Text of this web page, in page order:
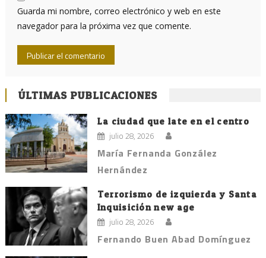
Guarda mi nombre, correo electrónico y web en este
navegador para la próxima vez que comente.
ÚLTIMAS PUBLICACIONES
La ciudad que late en el centro
julio 28, 2026
María Fernanda González
Hernández
Terrorismo de izquierda y Santa
Inquisición new age
julio 28, 2026
Fernando Buen Abad Domínguez